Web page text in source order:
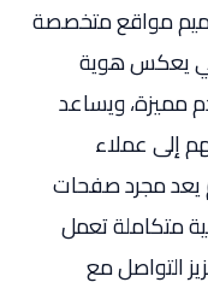
مواقع متخصصة
يعكس هوية
مميزة، ويساعد
إلى عملاء
يعد مجرد صفحات
متكاملة تعمل
التواصل مع